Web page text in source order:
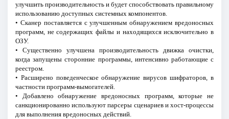
улучшить производительность и будет способствовать правильному
использованию доступных системных компонентов.
• Сканер поставляется с улучшенным обнаружением вредоносных
программ, не содержащих файлы и находящихся исключительно в
ОЗУ.
• Существенно улучшена производительность движка очистки,
когда запущены сторонние программы, интенсивно работающие с
реестром.
• Расширено поведенческое обнаружение вирусов шифраторов, в
частности программ-вымогателей.
• Добавлено обнаружение вредоносных программ, которые не
санкционированно используют парсеры сценариев и хост-процессы
для выполнения вредоносных действий.